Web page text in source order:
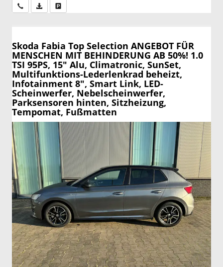
Wir rufen Sie anPDF-Datei, Fahrzeugexposé drucken
Skoda Fabia Top Selection ANGEBOT FÜR
MENSCHEN MIT BEHINDERUNG AB 50%! 1.0
TSI 95PS, 15" Alu, Climatronic, SunSet,
Multifunktions-Lederlenkrad beheizt,
Infotainment 8", Smart Link, LED-
Scheinwerfer, Nebelscheinwerfer,
Parksensoren hinten, Sitzheizung,
Tempomat, Fußmatten